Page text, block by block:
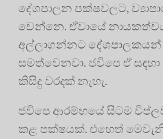
දේශපාලන පක්ෂවලට,
වෙන්නෙ. ඒවායේ
අල්ලාගන්නට දේශපාලකයන්
සමත්වෙනවා. ජවිපෙ ඒ
කිසිදු වරදක් නැහැ.
ජවිපෙ ආරම්භයේ සිටම
කළ පක්ෂයක්. එහෙත්